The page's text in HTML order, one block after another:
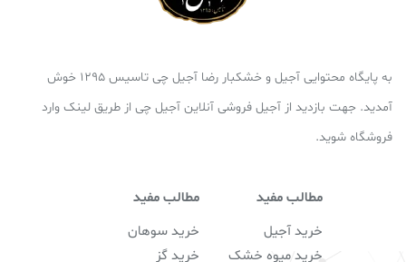
به پایگاه محتوایی آجیل و خشکبار رضا آجیل چی تاسیس 1295 خوش
آمدید. جهت بازدید از آجیل فروشی آنلاین آجیل چی از طریق لینک وارد
فروشگاه شوید.
مطالب مفید
خرید آجیل
خرید میوه خشک
مطالب مفید
خرید سوهان
خرید گز